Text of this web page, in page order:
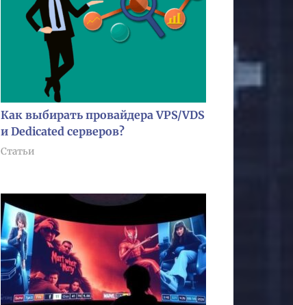
Как выбирать провайдера VPS/VDS
и Dedicated серверов?
Статьи